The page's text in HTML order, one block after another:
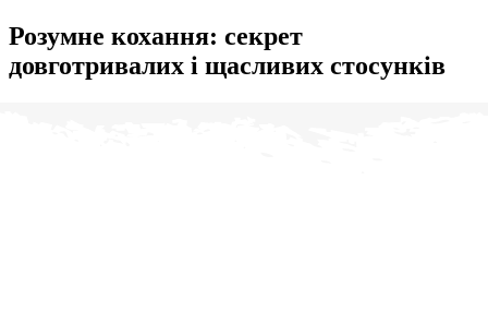
Розумне кохання: секрет
довготривалих і щасливих стосунків